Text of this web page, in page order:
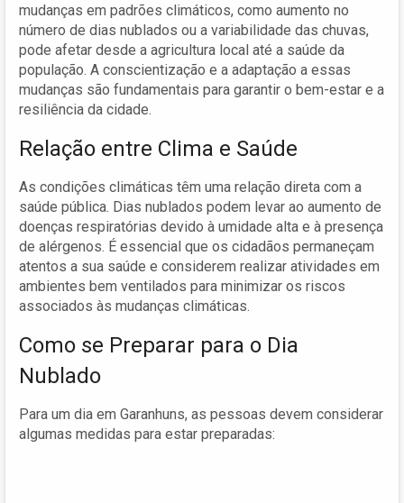
mudanças em padrões climáticos, como aumento no
número de dias nublados ou a variabilidade das chuvas,
pode afetar desde a agricultura local até a saúde da
população. A conscientização e a adaptação a essas
mudanças são fundamentais para garantir o bem-estar e a
resiliência da cidade.
Relação entre Clima e Saúde
As condições climáticas têm uma relação direta com a
saúde pública. Dias nublados podem levar ao aumento de
doenças respiratórias devido à umidade alta e à presença
de alérgenos. É essencial que os cidadãos permaneçam
atentos a sua saúde e considerem realizar atividades em
ambientes bem ventilados para minimizar os riscos
associados às mudanças climáticas.
Como se Preparar para o Dia
Nublado
Para um dia em Garanhuns, as pessoas devem considerar
algumas medidas para estar preparadas: